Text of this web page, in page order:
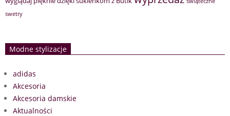
swetry
Modne stylizacje
adidas
Akcesoria
Akcesoria damskie
Aktualności